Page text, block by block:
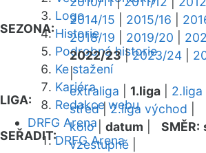
Logo
Historie
Podrobná historie
Ke stažení
Kariéra
Redakce webu
DRFG Arena
DRFG Arena
SEZONA:
2014/15
2015/16
2018/19
2019/20
2022/23|2023/24
|
LIGA:
extraliga 1.liga 2.liga
střed|2.liga východ
SEŘADIT:
kolo| datum SMĚR:
vzestupně